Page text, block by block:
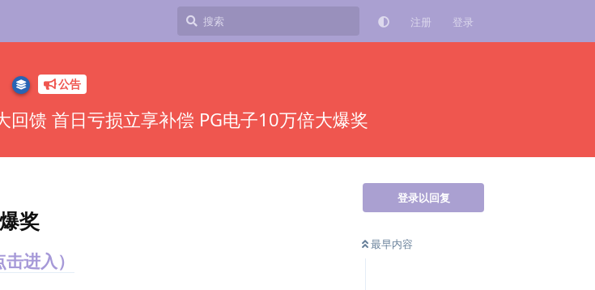
注册 登录
公告
馈 首日亏损立享补偿 PG电子10万倍大爆奖
登录以回复
最早内容
奖
进入）